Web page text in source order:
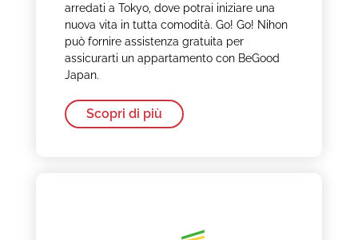
arredati a Tokyo, dove potrai iniziare una
nuova vita in tutta comodità. Go! Go! Nihon
può fornire assistenza gratuita per
assicurarti un appartamento con BeGood
Japan.
Scopri di più